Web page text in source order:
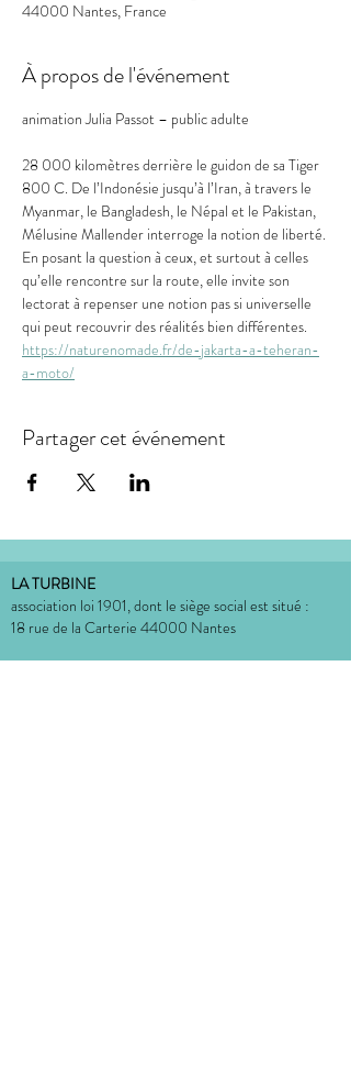
44000 Nantes, France
À propos de l'événement
animation Julia Passot – public adulte
28 000 kilomètres derrière le guidon de sa Tiger
800 C. De l’Indonésie jusqu’à l’Iran, à travers le
Myanmar, le Bangladesh, le Népal et le Pakistan,
Mélusine Mallender interroge la notion de liberté.
En posant la question à ceux, et surtout à celles
qu’elle rencontre sur la route, elle invite son
lectorat à repenser une notion pas si universelle
qui peut recouvrir des réalités bien différentes.
https://naturenomade.fr/de-jakarta-a-teheran-
a-moto/
Partager cet événement
LA TURBINE
association loi 1901, dont le siège social est situé :
18 rue de la Carterie 44000 Nantes